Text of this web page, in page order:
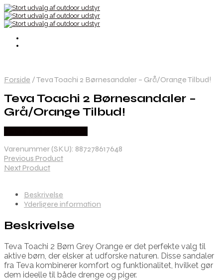
Forside /Teva Toachi 2 Børnesandaler – Grå/Orange Tilbud!
Teva Toachi 2 Børnesandaler –
Grå/Orange Tilbud!
Varenummer (SKU): 887278617648
Previous Product
Next Product
Beskrivelse
Yderligere information
Beskrivelse
Teva Toachi 2 Børn Grey Orange er det perfekte valg til
aktive børn, der elsker at udforske naturen. Disse sandaler
fra Teva kombinerer komfort og funktionalitet, hvilket gør
dem ideelle til både drenge og piger.